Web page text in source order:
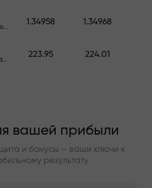
Great Britain Pound vs US Dollar
1.34958 1.34968
NVIDIA Corp Nasdaq Stock Exchange (Nasdaq) USD
223.95 224.01
вашей прибыли
и бонусы — ваши ключи к
результату